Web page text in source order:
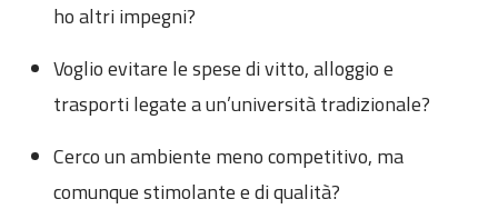
ho altri impegni?
Voglio evitare le spese di vitto, alloggio e
trasporti legate a un’università tradizionale?
Cerco un ambiente meno competitivo, ma
comunque stimolante e di qualità?